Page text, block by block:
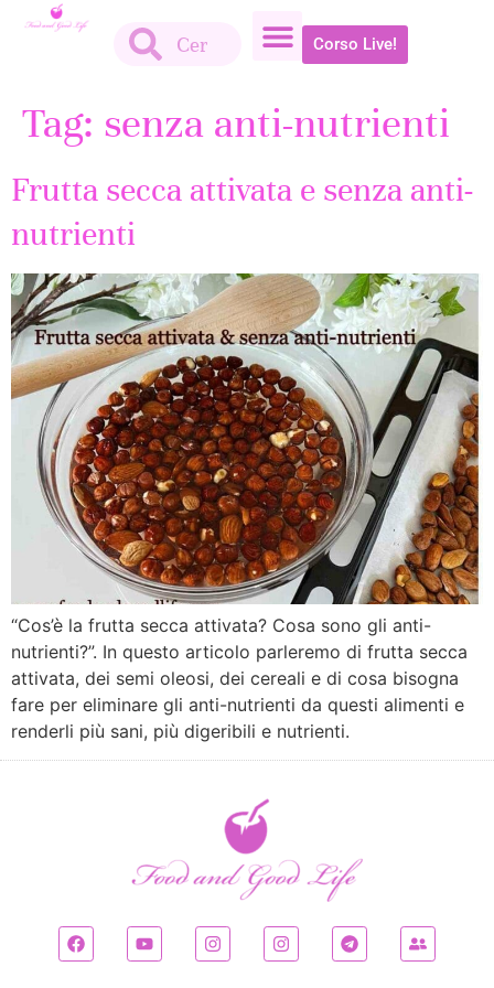
Corso Live!
Tag: senza anti-nutrienti
Frutta secca attivata e senza anti-
nutrienti
“Cos’è la frutta secca attivata? Cosa sono gli anti-
nutrienti?”. In questo articolo parleremo di frutta secca
attivata, dei semi oleosi, dei cereali e di cosa bisogna
fare per eliminare gli anti-nutrienti da questi alimenti e
renderli più sani, più digeribili e nutrienti.